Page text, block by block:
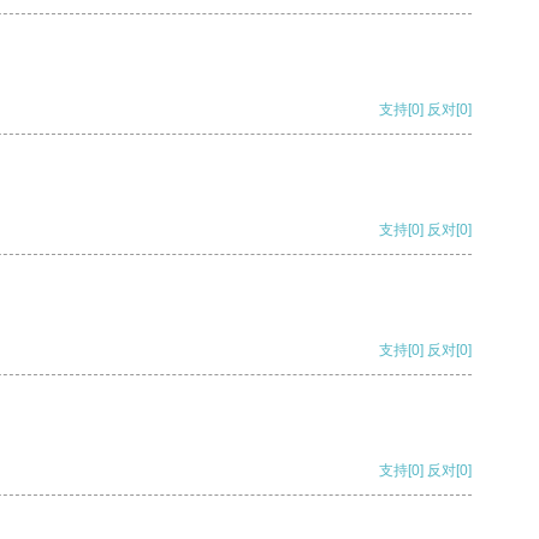
支持[0] 反对[0]
支持[0] 反对[0]
支持[0] 反对[0]
支持[0] 反对[0]